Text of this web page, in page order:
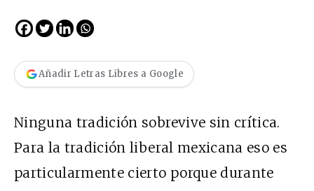
Añadir Letras Libres a Google
Ninguna tradición sobrevive sin crítica.
Para la tradición liberal mexicana eso es
particularmente cierto porque durante